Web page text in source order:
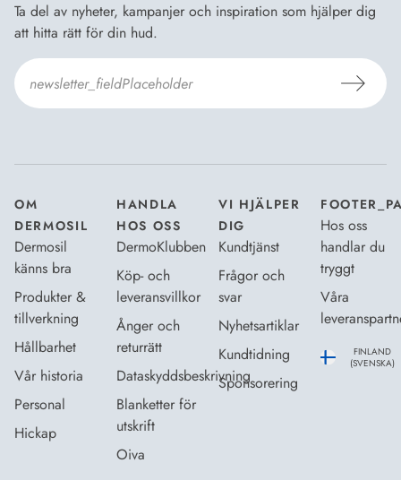
Ta del av nyheter, kampanjer och inspiration som hjälper dig
att hitta rätt för din hud.
OM
DERMOSIL
Dermosil
känns bra
Produkter &
tillverkning
Hållbarhet
Vår historia
Personal
Hickap
HANDLA
HOS OSS
DermoKlubben
Köp- och
leveransvillkor
Ånger och
returrätt
Dataskyddsbeskrivning
Blanketter för
utskrift
Oiva
VI HJÄLPER
DIG
Kundtjänst
Frågor och
svar
Nyhetsartiklar
Kundtidning
Sponsorering
Hos oss
handlar du
tryggt
Våra
FINLAND
(SVENSKA)